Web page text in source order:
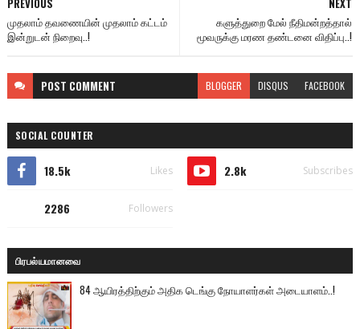
NEXT
களுத்துறை மேல் நீதிமன்றத்தால்
மூவருக்கு மரண தண்டனை விதிப்பு..!
PREVIOUS
முதலாம் தவணையின் முதலாம் கட்டம்
இன்றுடன் நிறைவு..!
POST COMMENT BLOGGER DISQUS FACEBOOK
SOCIAL COUNTER
18.5k Likes 2.8k Subscribes
2286 Followers
பிரபல்யமானவை
84 ஆயிரத்திற்கும் அதிக டெங்கு நோயாளர்கள் அடையாளம்..!